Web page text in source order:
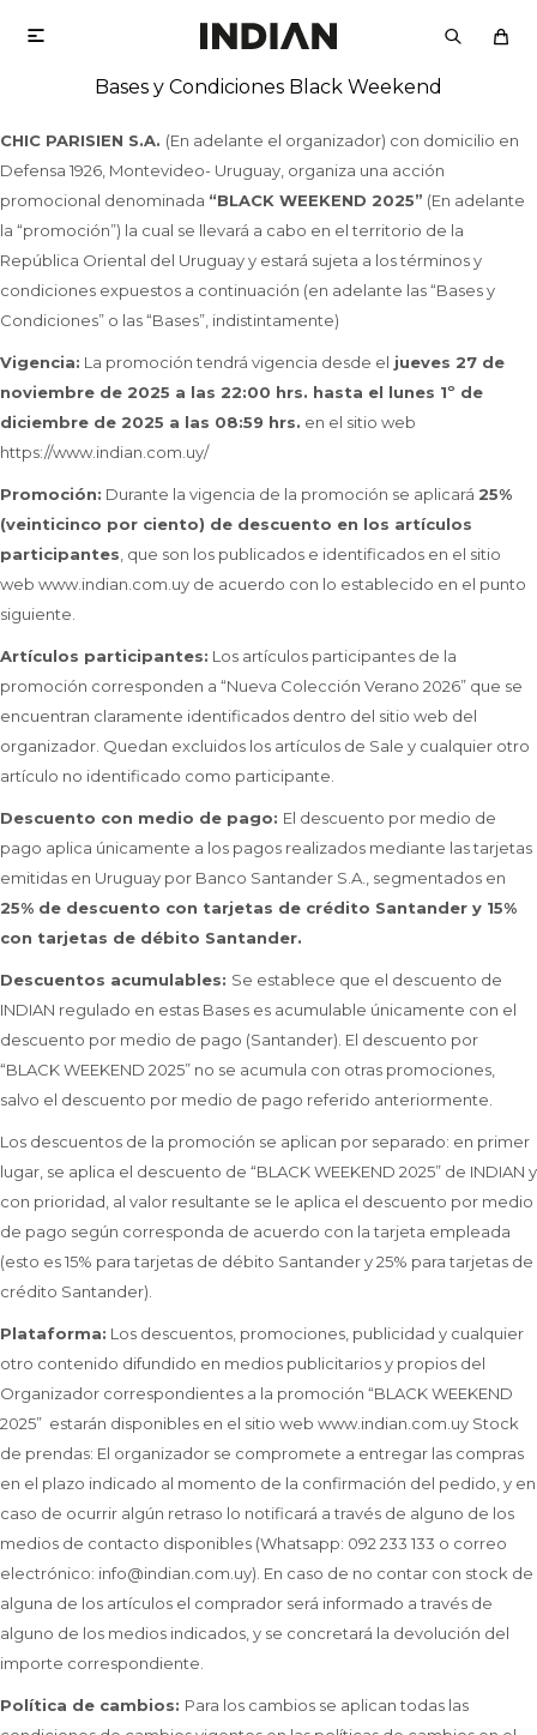

Bases y Condiciones Black Weekend
CHIC PARISIEN S.A. (En adelante el organizador) con domicilio en
Defensa 1926, Montevideo- Uruguay, organiza una acción
promocional denominada “BLACK WEEKEND 2025” (En adelante
la “promoción”) la cual se llevará a cabo en el territorio de la
República Oriental del Uruguay y estará sujeta a los términos y
condiciones expuestos a continuación (en adelante las “Bases y
Condiciones” o las “Bases”, indistintamente)
Vigencia: La promoción tendrá vigencia desde el jueves 27 de
noviembre de 2025 a las 22:00 hrs. hasta el lunes 1º de
diciembre de 2025 a las 08:59 hrs. en el sitio web
https://www.indian.com.uy/
Promoción: Durante la vigencia de la promoción se aplicará 25%
(veinticinco por ciento) de descuento en los artículos
participantes , que son los publicados e identificados en el sitio
web www.indian.com.uy de acuerdo con lo establecido en el punto
siguiente.
Artículos participantes: Los artículos participantes de la
promoción corresponden a “Nueva Colección Verano 2026” que se
encuentran claramente identificados dentro del sitio web del
organizador. Quedan excluidos los artículos de Sale y cualquier otro
artículo no identificado como participante.
Descuento con medio de pago: El descuento por medio de
pago aplica únicamente a los pagos realizados mediante las tarjetas
emitidas en Uruguay por Banco Santander S.A., segmentados en
25% de descuento con tarjetas de crédito Santander y 15%
con tarjetas de débito Santander.
Descuentos acumulables: Se establece que el descuento de
INDIAN regulado en estas Bases es acumulable únicamente con el
descuento por medio de pago (Santander). El descuento por
“BLACK WEEKEND 2025” no se acumula con otras promociones,
salvo el descuento por medio de pago referido anteriormente.
Los descuentos de la promoción se aplican por separado: en primer
lugar, se aplica el descuento de “BLACK WEEKEND 2025” de INDIAN y
con prioridad, al valor resultante se le aplica el descuento por medio
de pago según corresponda de acuerdo con la tarjeta empleada
(esto es 15% para tarjetas de débito Santander y 25% para tarjetas de
crédito Santander).
Plataforma: Los descuentos, promociones, publicidad y cualquier
otro contenido difundido en medios publicitarios y propios del
Organizador correspondientes a la promoción “BLACK WEEKEND
2025” estarán disponibles en el sitio web www.indian.com.uy Stock
de prendas: El organizador se compromete a entregar las compras
en el plazo indicado al momento de la confirmación del pedido, y en
caso de ocurrir algún retraso lo notificará a través de alguno de los
medios de contacto disponibles (Whatsapp: 092 233 133 o correo
electrónico: info@indian.com.uy). En caso de no contar con stock de
alguna de los artículos el comprador será informado a través de
alguno de los medios indicados, y se concretará la devolución del
importe correspondiente.
Política de cambios: Para los cambios se aplican todas las